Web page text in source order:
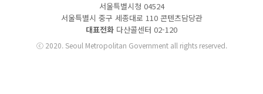
서울특별시청 04524
서울특별시 중구 세종대로 110 콘텐츠담당관
대표전화 다산콜센터 02-120
ⓒ2020. Seoul Metropolitan Government all rights reserved.